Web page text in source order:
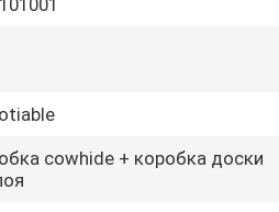
cowhide + коробка доски